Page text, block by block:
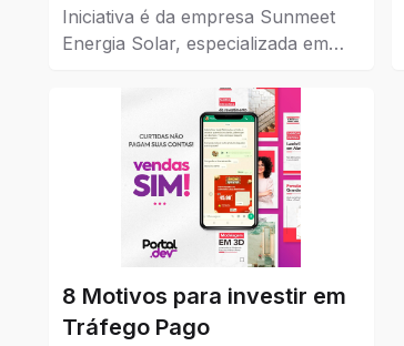
de Cashback para
Impulsionar o Comércio da
Iniciativa é da empresa Sunmeet
Energia Solar, especializada em
com comércios da cidade.
8 Motivos para investir em
Tráfego Pago